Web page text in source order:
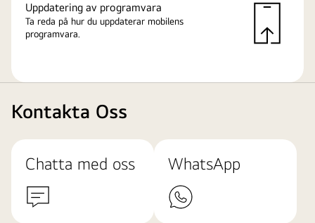
Uppdatering av programvara
Ta reda på hur du uppdaterar mobilens
programvara.
Kontakta Oss
Chatta med oss WhatsApp